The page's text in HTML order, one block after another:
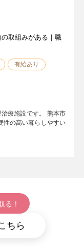
取組みがある｜職
有給あり
療施設です。 熊本市
性の高い暮らしやすい
る！
ちら